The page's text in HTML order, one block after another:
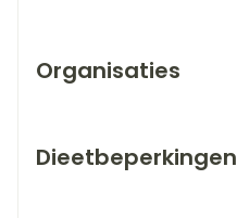
Organisaties
Dieetbeperkingen